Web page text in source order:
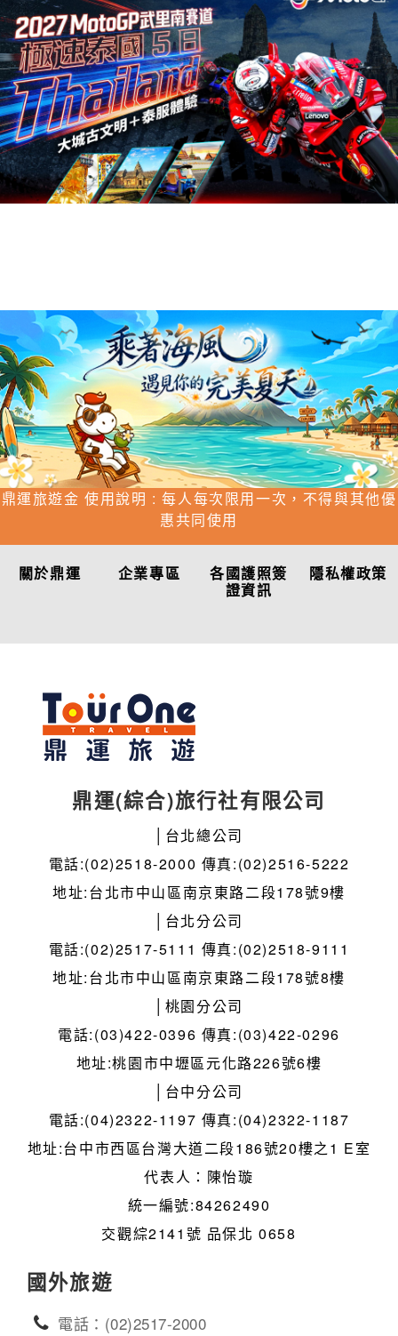
鼎運旅遊金 使用說明 : 每人每次限用一次，不得與其他優
惠共同使用
關於鼎運 企業專區
各國護照簽
證資訊
隱私權政策
鼎運(綜合)旅行社有限公司
│台北總公司
電話:(02)2518-2000 傳真:(02)2516-5222
地址:台北市中山區南京東路二段178號9樓
│台北分公司
電話:(02)2517-5111 傳真:(02)2518-9111
地址:台北市中山區南京東路二段178號8樓
│桃園分公司
電話:(03)422-0396 傳真:(03)422-0296
地址:桃園市中壢區元化路226號6樓
│台中分公司
電話:(04)2322-1197 傳真:(04)2322-1187
地址:台中市西區台灣大道二段186號20樓之1 E室
代表人：陳怡璇
統一編號:84262490
交觀綜2141號 品保北 0658
國外旅遊
電話：(02)2517-2000